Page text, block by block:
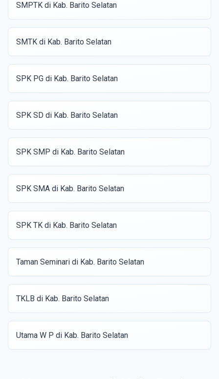
SMPTK di Kab. Barito Selatan
SMTK di Kab. Barito Selatan
SPK PG di Kab. Barito Selatan
SPK SD di Kab. Barito Selatan
SPK SMP di Kab. Barito Selatan
SPK SMA di Kab. Barito Selatan
SPK TK di Kab. Barito Selatan
Taman Seminari di Kab. Barito Selatan
TKLB di Kab. Barito Selatan
Utama W P di Kab. Barito Selatan